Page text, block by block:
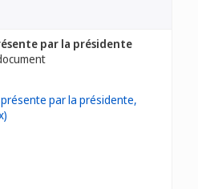
par la présidente